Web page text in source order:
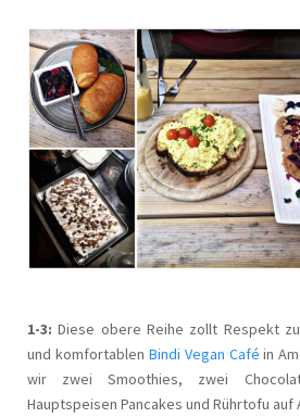
1-3: Diese obere Reihe zollt Respekt
und komfortablen Bindi Vegan Café in
wir zwei Smoothies, zwei
Hauptspeisen Pancakes und Rührtofu auf